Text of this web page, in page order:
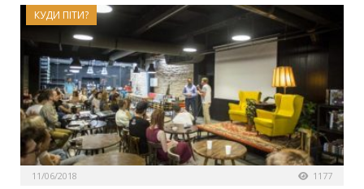
КУДИ ПІТИ?
11/06/2018 1177